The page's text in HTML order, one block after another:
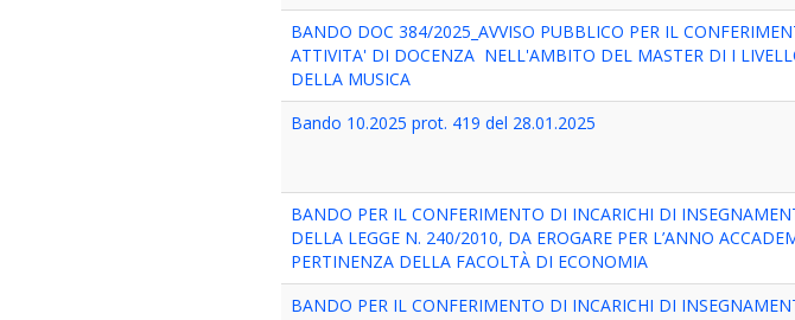
BANDO DOC 384/2025_AVVISO PUBBLICO PER IL
ATTIVITA' DI DOCENZA NELL'AMBITO DEL MASTER DI I
DELLA MUSICA
Bando 10.2025 prot. 419 del 28.01.2025
BANDO PER IL CONFERIMENTO DI INCARICHI DI
DELLA LEGGE N. 240/2010, DA EROGARE PER L’ANNO
PERTINENZA DELLA FACOLTÀ DI ECONOMIA
BANDO PER IL CONFERIMENTO DI INCARICHI DI